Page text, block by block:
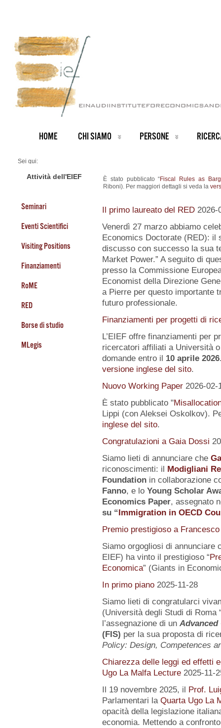
HOME CHI SIAMO PERSONE
Sei qui:
ARCHIVIO NOTIZIE
Attività dell'EIEF
Seminari
Eventi Scientifici
Visiting Positions
Finanziamenti
RoME
RED
Borse di studio
MLegis
È stato pubblicato “Fiscal Rules as
Riboni). Per maggiori dettagli si veda la
Il primo laureato del RED 2026-
Venerdì 27 marzo abbiamo
Economics Doctorate (RED): il
discusso con successo la sua
Market Power.” A seguito di
presso la Commissione
Economist della Direzione
a Pierre per questo importante
futuro professionale.
Finanziamenti per progetti di
L’EIEF offre finanziamenti per
ricercatori affiliati a Università
domande entro il 10 aprile 2026
versione inglese del sito.
Nuovo Working Paper 2026-02-
È stato pubblicato "
Lippi (con Aleksei Oskolkov).
inglese del sito.
Congratulazioni a Gaia Dossi
Siamo lieti di annunciare che
riconoscimenti: il Modigliani
Foundationin collaborazione
Fanno, e lo Young Scholar
Economics Paper, assegnato
su“Immigration in OECD
Premio prestigioso a
Siamo orgogliosi di annunciare
EIEF) ha vinto il prestigioso “
Economica” (Giants in
In primo piano 2025-11-28
Siamo lieti di congratularci
(Università degli Studi di Roma
l’assegnazione di un Advanced
(FIS) per la sua proposta di
Policy: Design, Competences
Chiarezza delle leggi ed effetti
Ugo La Malfa Lecture 2025-11-
Il 19 novembre 2025, il Prof.
Parlamentari la Quarta Ugo La
opacità della legislazione
economia. Mettendo a